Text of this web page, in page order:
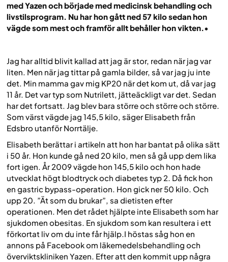
med Yazen och började med medicinsk behandling och
livstilsprogram. Nu har hon gått ned 57 kilo sedan hon
vägde som mest och framför allt behåller hon vikten.•
Jag har alltid blivit kallad att jag är stor, redan när jag var
liten. Men när jag tittar på gamla bilder, så var jag ju inte
det. Min mamma gav mig KP20 när det kom ut, då var jag
11 år. Det var typ som Nutrilett, jätteäckligt var det. Sedan
har det fortsatt. Jag blev bara större och större och större.
Som värst vägde jag 145,5 kilo, säger Elisabeth från
Edsbro utanför Norrtälje.
Elisabeth berättar i artikeln att hon har bantat på olika sätt
i 50 år. Hon kunde gå ned 20 kilo, men så gå upp dem lika
fort igen. År 2009 vägde hon 145,5 kilo och hon hade
utvecklat högt blodtryck och diabetes typ 2. Då fick hon
en gastric bypass-operation. Hon gick ner 50 kilo. Och
upp 20. ”Ät som du brukar”, sa dietisten efter
operationen. Men det rådet hjälpte inte Elisabeth som har
sjukdomen obesitas. En sjukdom som kan resultera i ett
förkortat liv om du inte får hjälp.I höstas såg hon en
annons på Facebook om läkemedelsbehandling och
överviktskliniken Yazen. Efter att den kommit upp några